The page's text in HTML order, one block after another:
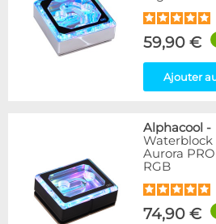
59,90 €
Ajouter
Alphacool -
Waterblock
Aurora
RGB
74,90 €